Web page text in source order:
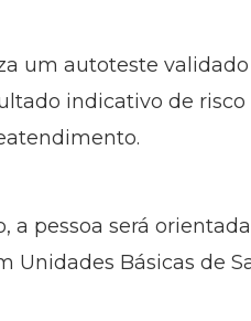
um autoteste
indicativo de
a pessoa será
Unidades Básicas de